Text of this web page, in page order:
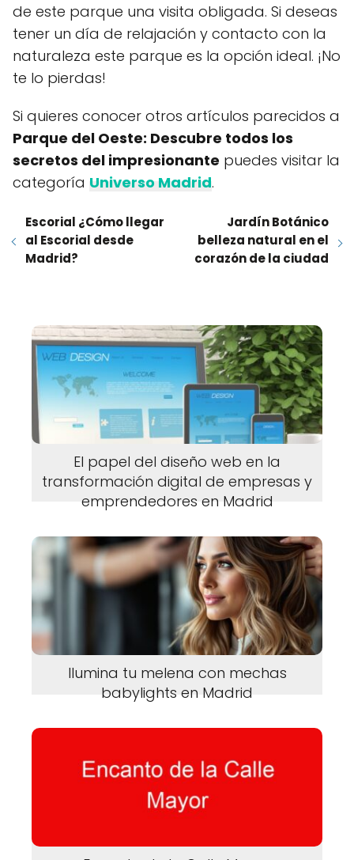
de este parque una visita obligada. Si deseas
tener un día de relajación y contacto con la
naturaleza este parque es la opción ideal. ¡No
te lo pierdas!
Si quieres conocer otros artículos parecidos a
Parque del Oeste: Descubre todos los
secretos del impresionante puedes visitar la
categoría Universo Madrid.
Escorial ¿Cómo llegar
al Escorial desde
Madrid?
Jardín Botánico
belleza natural en el
corazón de la ciudad
El papel del diseño web en la
transformación digital de empresas y
emprendedores en Madrid
Ilumina tu melena con mechas
babylights en Madrid